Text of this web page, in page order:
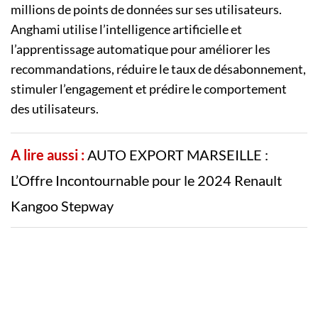
millions de points de données sur ses utilisateurs.
Anghami utilise l’intelligence artificielle et
l’apprentissage automatique pour améliorer les
recommandations, réduire le taux de désabonnement,
stimuler l’engagement et prédire le comportement
des utilisateurs.
A lire aussi : AUTO EXPORT MARSEILLE :
L’Offre Incontournable pour le 2024 Renault
Kangoo Stepway